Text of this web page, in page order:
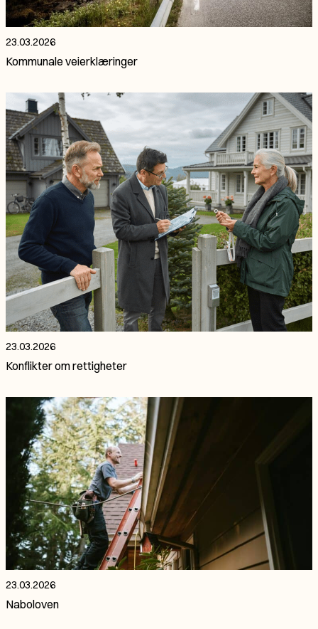
23.03.2026
Kommunale veierklæringer
23.03.2026
Konflikter om rettigheter
23.03.2026
Naboloven